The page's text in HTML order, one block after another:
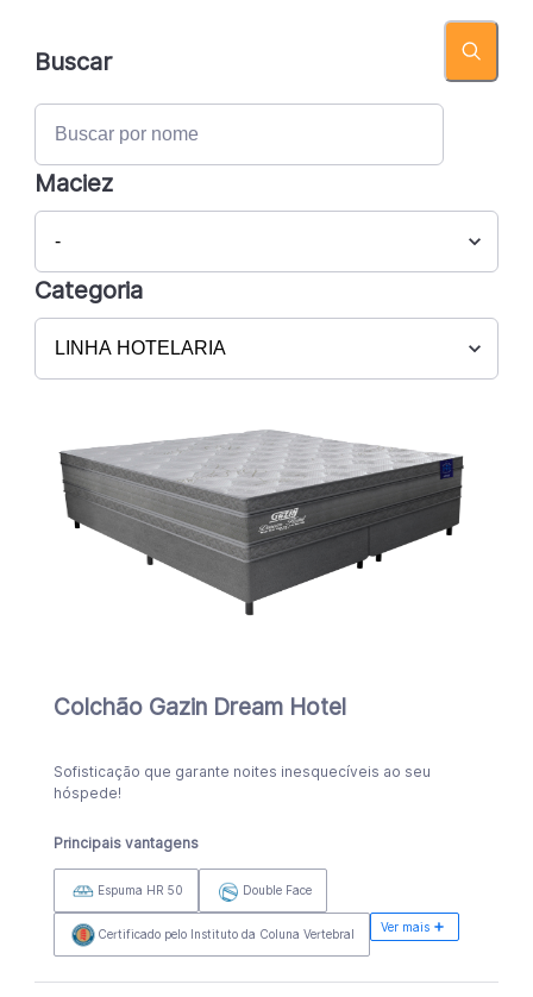
Buscar
Maciez
Categoria
Colchão Gazin Dream Hotel
Sofisticação que garante noites inesquecíveis ao seu
hóspede!
Principais vantagens
Espuma HR 50 Double Face
Certificado pelo Instituto da Coluna Vertebral
Ver mais